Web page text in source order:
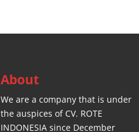
About
We are a company that is under
the auspices of CV. ROTE
INDONESIA since December